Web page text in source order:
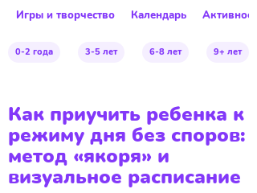
Игры и творчество Календарь Активное
0-2 года 3-5 лет 6-8 лет 9+ лет
Как приучить ребенка к
режиму дня без споров:
метод «якоря» и
визуальное расписание